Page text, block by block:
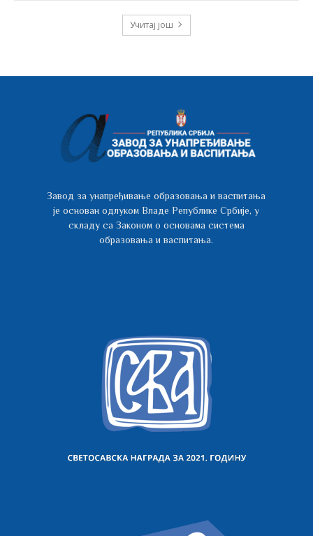
Учитај још
Завод за унапређивање образовања и васпитања
је основан одлуком Владе Републике Србије, у
складу са Законом о основама система
образовања и васпитања.